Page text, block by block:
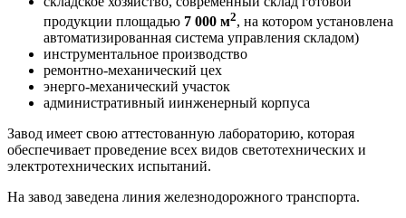
продукции площадью 7 000 м2, на котором установлена
автоматизированная система управления складом)
инструментальное производство
ремонтно-механический цех
энерго-механический участок
административный иинженерный корпуса
Завод имеет свою аттестованную лабораторию, которая
обеспечивает проведение всех видов светотехнических и
электротехнических испытаний.
На завод заведена линия железнодорожного транспорта.